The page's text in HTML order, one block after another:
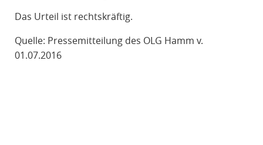
Das Urteil ist rechtskräftig.
Quelle: Pressemitteilung des OLG Hamm v.
01.07.2016